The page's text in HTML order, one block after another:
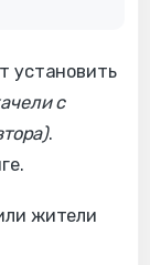
установить
с
.
жители